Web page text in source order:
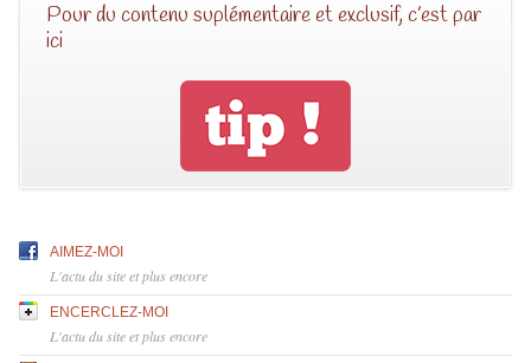
Pour du contenu suplémentaire et exclusif, c’est par
ici
AIMEZ-MOI
L'actu du site et plus encore
ENCERCLEZ-MOI
L'actu du site et plus encore